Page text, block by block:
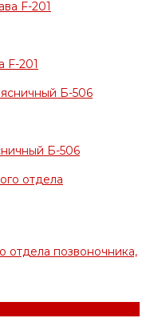
F-201
Б-506
отдела позвоночника,